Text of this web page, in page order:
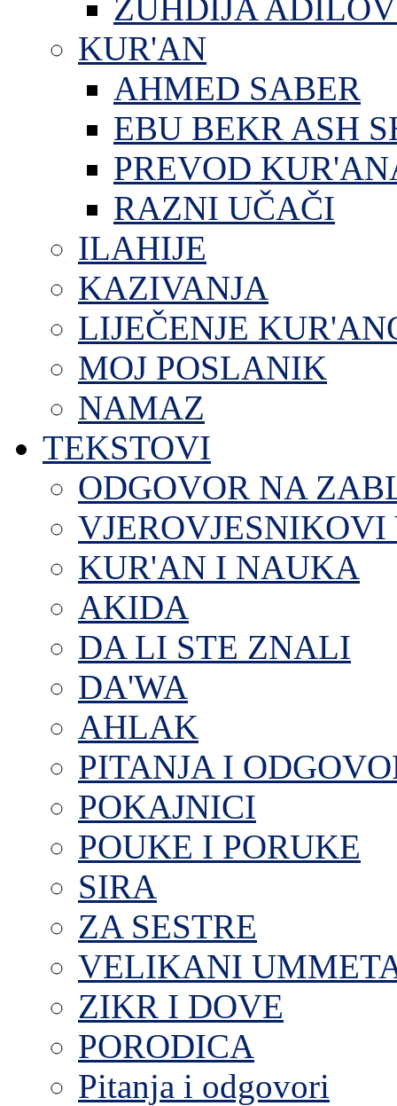
ZUHDIJA
KUR'AN
AHMED SABER
EBU BEKR ASH
PREVOD
RAZNI UČAČI
ILAHIJE
KAZIVANJA
LIJEČENJE
MOJ POSLANIK
NAMAZ
TEKSTOVI
ODGOVOR NA
VJEROVJESNIKOVI
KUR'AN I NAUKA
AKIDA
DA LI STE ZNALI
DA'WA
AHLAK
PITANJA I
POKAJNICI
POUKE I PORUKE
SIRA
ZA SESTRE
VELIKANI
ZIKR I DOVE
PORODICA
Pitanja i odgovori